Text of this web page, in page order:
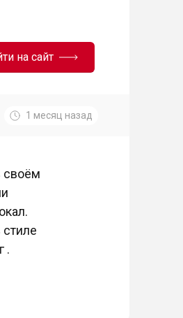
на сайт
1 месяц назад
своём
.